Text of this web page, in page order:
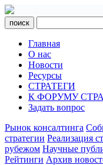
поиск
Главная
О нас
Новости
Ресурсы
СТРАТЕГИ
К ФОРУМУ
Задать вопрос
Рынок консалтинга
стратегии Реализация
рубежом Научные
Рейтинги Архив